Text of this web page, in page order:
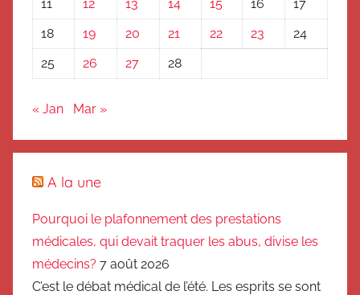
11
12 13 14 15 16
17
18
19 20 21 22 23
24
25
26 27 28
« Jan Mar »
A la une
Pourquoi le plafonnement des prestations
médicales, qui devait traquer les abus, divise les
médecins? 7 août 2026
C’est le débat médical de l’été. Les esprits se sont